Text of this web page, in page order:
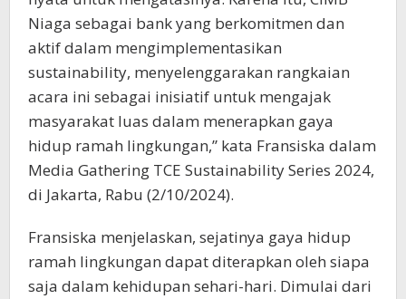
Niaga sebagai bank yang berkomitmen dan
aktif dalam mengimplementasikan
sustainability, menyelenggarakan rangkaian
acara ini sebagai inisiatif untuk mengajak
masyarakat luas dalam menerapkan gaya
hidup ramah lingkungan,” kata Fransiska dalam
Media Gathering TCE Sustainability Series 2024,
di Jakarta, Rabu (2/10/2024).
Fransiska menjelaskan, sejatinya gaya hidup
ramah lingkungan dapat diterapkan oleh siapa
saja dalam kehidupan sehari-hari. Dimulai dari